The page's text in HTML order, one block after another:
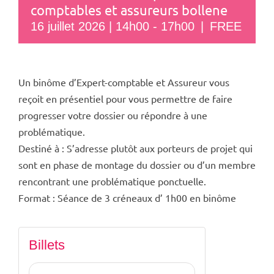
comptables et assureurs bollene
16 juillet 2026 | 14h00 - 17h00 FREE
Un binôme d’Expert-comptable et Assureur vous
reçoit en présentiel pour vous permettre de faire
progresser votre dossier ou répondre à une
problématique.
Destiné à : S’adresse plutôt aux porteurs de projet qui
sont en phase de montage du dossier ou d’un membre
rencontrant une problématique ponctuelle.
Format : Séance de 3 créneaux d’ 1h00 en binôme
Billets